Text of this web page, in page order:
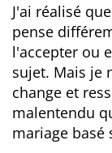
J'ai réalisé
pense
l'accepter ou
sujet. Mais je
change et
malentendu
mariage basé